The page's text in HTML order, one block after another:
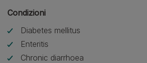
Condizioni
Diabetes mellitus
Enteritis
Chronic diarrhoea